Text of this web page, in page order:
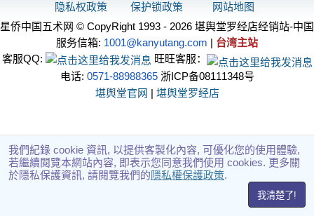
隐私权政策 保护锁政策
网站地图
星侨中国五术网 © CopyRight 1993 - 2026 堪舆堂罗经店经销站-中国
服务信箱: 1001@kanyutang.com | 台湾主站
客服QQ:
旺旺客服：
电话: 0571-88988365浙ICP备08111348号
堪舆堂官网 | 堪舆堂罗经店
我們紀錄 cookie 資訊, 以提供客製化內容, 可優化您的使用體驗,
若繼續閱覽本網站內容, 即表示您同意我們使用 cookies. 更多關
於隱私保護資訊, 請閱覽我們的隱私權保護政策.
我清楚了!